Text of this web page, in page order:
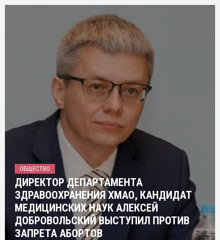
ОБЩЕСТВО
ДИРЕКТОР ДЕПАРТАМЕНТА
ЗДРАВООХРАНЕНИЯ ХМАО, КАНДИДАТ
МЕДИЦИНСКИХ НАУК АЛЕКСЕЙ
ДОБРОВОЛЬСКИЙ ВЫСТУПИЛ ПРОТИВ
ЗАПРЕТА АБОРТОВ